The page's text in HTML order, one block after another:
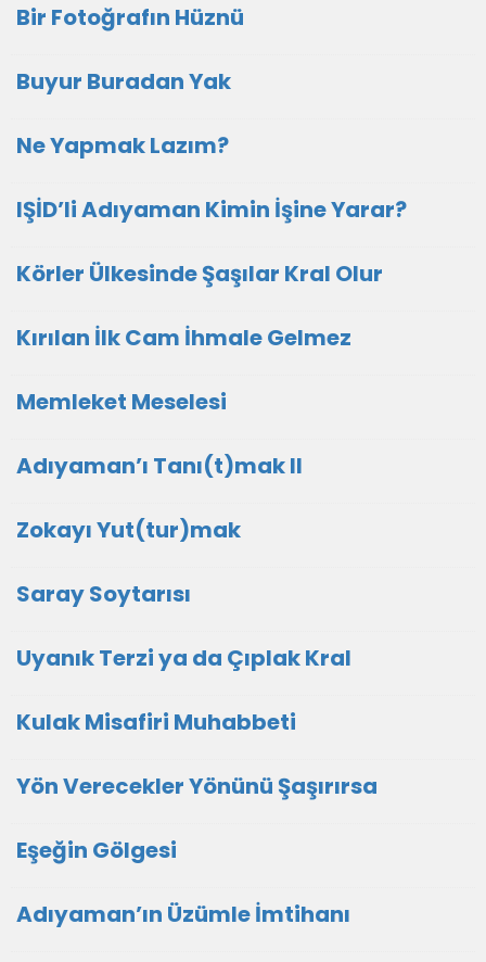
Bir Fotoğrafın Hüznü
Buyur Buradan Yak
Ne Yapmak Lazım?
IŞİD’li Adıyaman Kimin İşine Yarar?
Körler Ülkesinde Şaşılar Kral Olur
Kırılan İlk Cam İhmale Gelmez
Memleket Meselesi
Adıyaman’ı Tanı(t)mak II
Zokayı Yut(tur)mak
Saray Soytarısı
Uyanık Terzi ya da Çıplak Kral
Kulak Misafiri Muhabbeti
Yön Verecekler Yönünü Şaşırırsa
Eşeğin Gölgesi
Adıyaman’ın Üzümle İmtihanı